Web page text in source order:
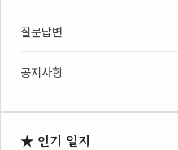
질문답변
공지사항
★ 인기 일지